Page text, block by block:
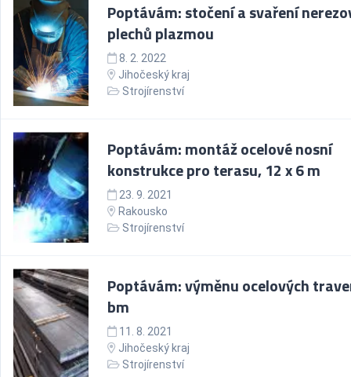
Poptávám: stočení a svaření
plechů plazmou
8. 2. 2022
Jihočeský kraj
Strojírenství
Poptávám: montáž ocelové nosní
konstrukce pro terasu, 12 x 6 m
23. 9. 2021
Rakousko
Strojírenství
Poptávám: výměnu ocelových
bm
11. 8. 2021
Jihočeský kraj
Strojírenství